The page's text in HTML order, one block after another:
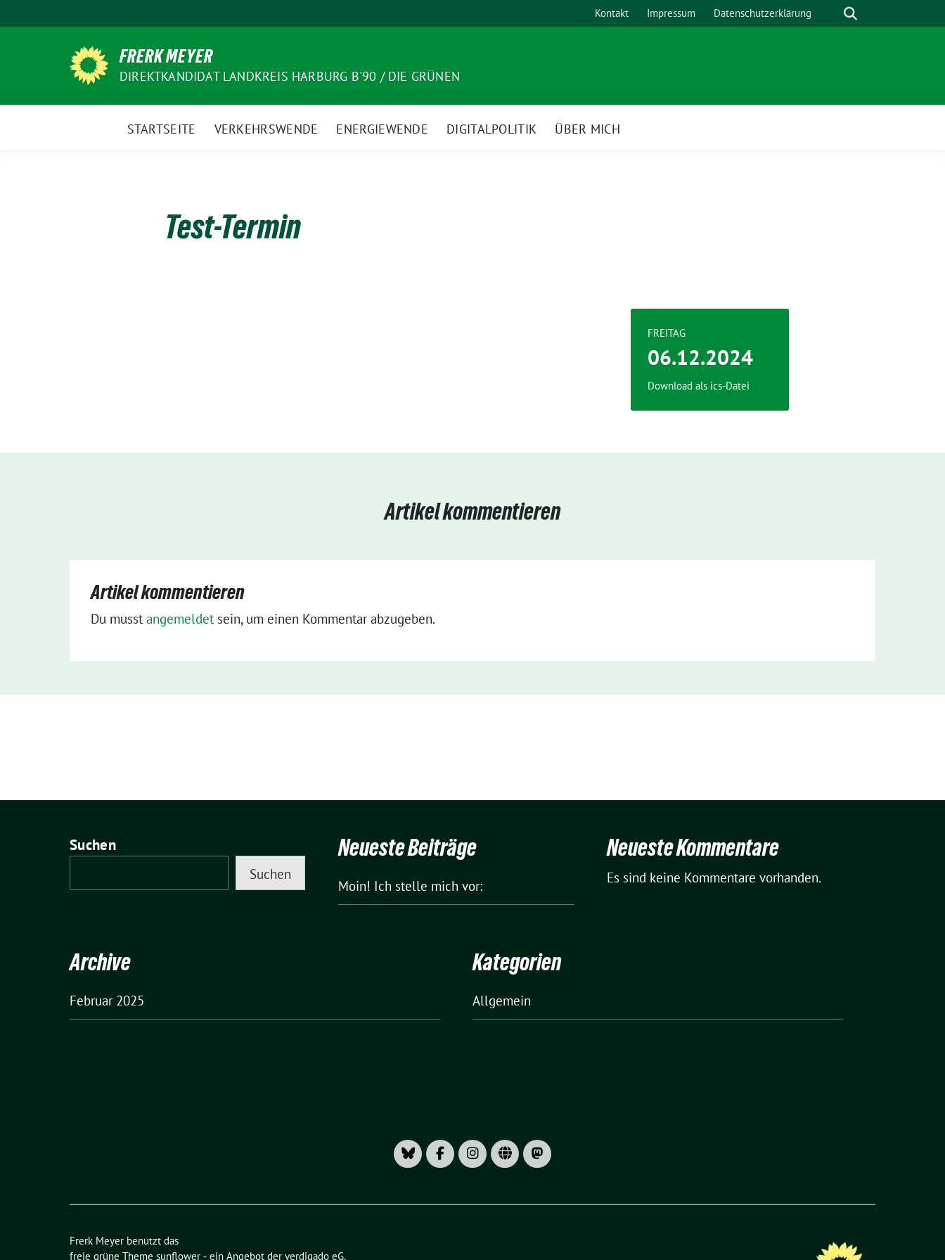
zum
Kontakt Impressum Datenschutzerklärung Suche
FRERK MEYER
DIREKTKANDIDAT LANDKREIS HARBURG B'90 / DIE GRÜNEN
STARTSEITE VERKEHRSWENDE ENERGIEWENDE DIGITALPOLITIK ÜBER MICH
Test-Termin
FREITAG
06.12.2024
Download als ics-Datei
Artikel kommentieren
Artikel kommentieren
Du musst angemeldet sein, um einen Kommentar abzugeben.
Suchen
Suchen
Neueste Beiträge
Moin! Ich stelle mich vor:
Neueste Kommentare
Es sind keine Kommentare vorhanden.
Archive
Februar 2025
Kategorien
Allgemein
Frerk Meyer benutzt das
freie grüne Theme sunflower ‐ ein Angebot der verdigado eG.